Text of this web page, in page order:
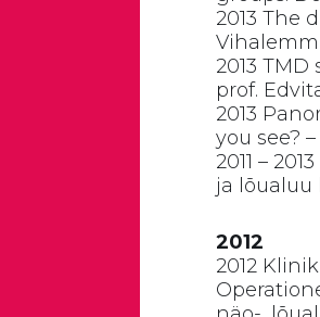
2013 The
Vihalemm
2013
prof.
2013
you see?
2011 –
ja lõualuu
2012
2012